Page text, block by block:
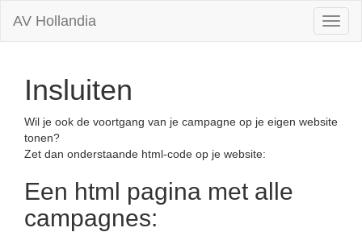
AV Hollandia
Insluiten
Wil je ook de voortgang van je campagne op je eigen website
tonen?
Zet dan onderstaande html-code op je website:
Een html pagina met alle
campagnes: